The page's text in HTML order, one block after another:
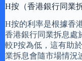
H按（香港銀行同業
H按的利率是根據香
香港銀行同業拆息處
較P按為低，這有助
業拆息會隨市場情況